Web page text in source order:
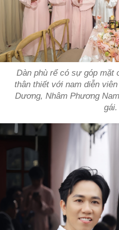
Dàn phù rể có sự góp mặt
thân thiết với nam diễn
Dương, Nhâm Phương
gái.